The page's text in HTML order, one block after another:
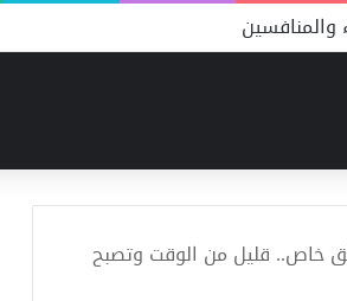
خاص.. قليل من الوقت وتصبح